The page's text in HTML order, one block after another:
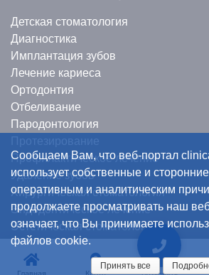
Детская стоматология
Диагностика
Имплантация зубов
Лечение кариеса
Ортодонтия
Отбеливание
Пародонтология
Профилактическое лечение
Удаление зубов
Хирургическая стоматология
Эндодонтическое лечение
Эстетическая стоматология
Сообщаем Вам, что веб-портал
использует собственные и
оперативным и аналитическим
продолжаете просматривать наш
означает, что Вы принимаете
файлов cookie.
Принять все